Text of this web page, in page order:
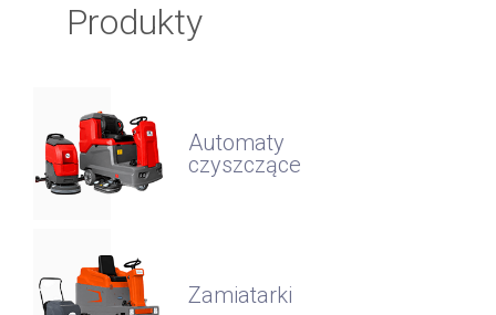
Produkty
Automaty
czyszczące
Zamiatarki